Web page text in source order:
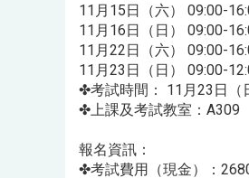
11月15日（六） 09:00-
11月16日（日） 09:00-
11月22日（六） 09:00-
11月23日（日） 09:00-
✤考試時間： 11月23日（
✤上課及考試教室：A309
報名資訊：
✤考試費用（現金）：2680